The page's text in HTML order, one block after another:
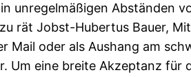
unregelmäßigen Abständen
rät Jobst-Hubertus Bauer,
Mail oder als Aushang am
Um eine breite Akzeptanz